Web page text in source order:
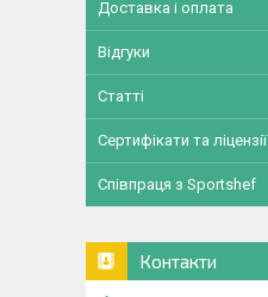
Доставка і оплата
Відгуки
Статті
Сертифікати та ліцензії
Співпраця з Sportshef
Контакти